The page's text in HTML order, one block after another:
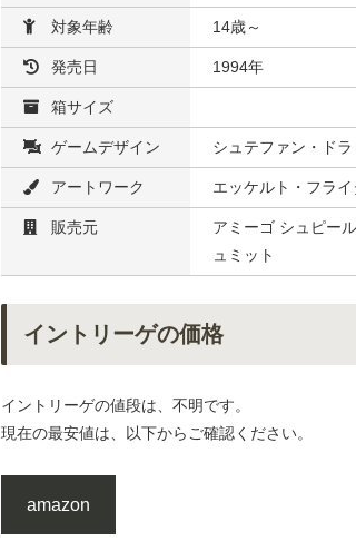
対象年齢 14歳～
発売日 1994年
箱サイズ
ゲームデザイン シュテファン・ドラ
アートワーク エッケルト・フラ
販売元
アミーゴ シュピー
ュミット
イントリーゲの価格
イントリーゲの値段は、不明です。
現在の最安値は、以下からご確認ください。
amazon